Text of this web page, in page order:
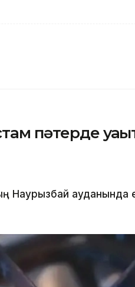
пәтерде
ауданында